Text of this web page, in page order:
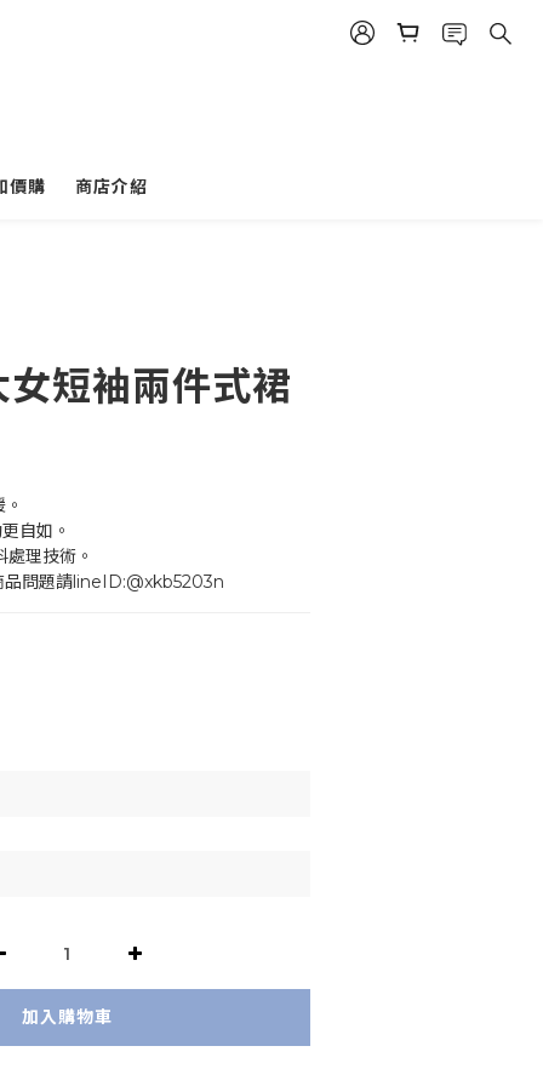
價購 商店介紹
短袖兩件式裙
自如。
理技術。
品問題請lineID:@xkb5203n
加入購物車